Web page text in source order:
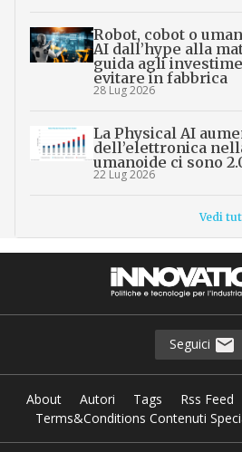
Robot, cobot o
AI dall’hype alla
guida agli
evitare in fabbrica
28 Lug 2026
La Physical AI
dell’elettronica
umanoide ci sono
22 Lug 2026
Vedi
Seguici
About Autori Tags Rss Feed
Terms&Conditions Contenuti